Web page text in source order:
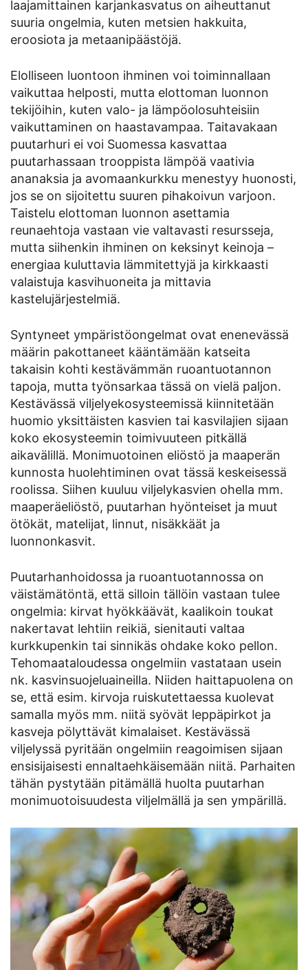
laajamittainen karjankasvatus on aiheuttanut
suuria ongelmia, kuten metsien hakkuita,
eroosiota ja metaanipäästöjä.
Elolliseen luontoon ihminen voi toiminnallaan
vaikuttaa helposti, mutta elottoman luonnon
tekijöihin, kuten valo- ja lämpöolosuhteisiin
vaikuttaminen on haastavampaa. Taitavakaan
puutarhuri ei voi Suomessa kasvattaa
puutarhassaan trooppista lämpöä vaativia
ananaksia ja avomaankurkku menestyy huonosti,
jos se on sijoitettu suuren pihakoivun varjoon.
Taistelu elottoman luonnon asettamia
reunaehtoja vastaan vie valtavasti resursseja,
mutta siihenkin ihminen on keksinyt keinoja –
energiaa kuluttavia lämmitettyjä ja kirkkaasti
valaistuja kasvihuoneita ja mittavia
kastelujärjestelmiä.
Syntyneet ympäristöongelmat ovat enenevässä
määrin pakottaneet kääntämään katseita
takaisin kohti kestävämmän ruoantuotannon
tapoja, mutta työnsarkaa tässä on vielä paljon.
Kestävässä viljelyekosysteemissä kiinnitetään
huomio yksittäisten kasvien tai kasvilajien sijaan
koko ekosysteemin toimivuuteen pitkällä
aikavälillä. Monimuotoinen eliöstö ja maaperän
kunnosta huolehtiminen ovat tässä keskeisessä
roolissa. Siihen kuuluu viljelykasvien ohella mm.
maaperäeliöstö, puutarhan hyönteiset ja muut
ötökät, matelijat, linnut, nisäkkäät ja
luonnonkasvit.
Puutarhanhoidossa ja ruoantuotannossa on
väistämätöntä, että silloin tällöin vastaan tulee
ongelmia: kirvat hyökkäävät, kaalikoin toukat
nakertavat lehtiin reikiä, sienitauti valtaa
kurkkupenkin tai sinnikäs ohdake koko pellon.
Tehomaataloudessa ongelmiin vastataan usein
nk. kasvinsuojeluaineilla. Niiden haittapuolena on
se, että esim. kirvoja ruiskutettaessa kuolevat
samalla myös mm. niitä syövät leppäpirkot ja
kasveja pölyttävät kimalaiset. Kestävässä
viljelyssä pyritään ongelmiin reagoimisen sijaan
ensisijaisesti ennaltaehkäisemään niitä. Parhaiten
tähän pystytään pitämällä huolta puutarhan
monimuotoisuudesta viljelmällä ja sen ympärillä.